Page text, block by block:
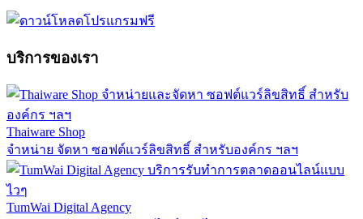
บริการของเรา
Thaiware Shop
จำหน่าย จัดหา ซอฟต์แวร์ลิขสิทธิ์ สำหรับองค์กร ฯลฯ
TumWai Digital Agency